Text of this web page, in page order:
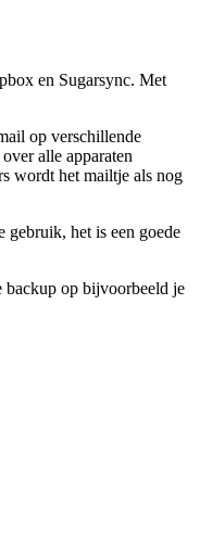
en Sugarsync. Met
op verschillende
alle apparaten
wordt het mailtje als nog
gebruik, het is een goede
backup op bijvoorbeeld je